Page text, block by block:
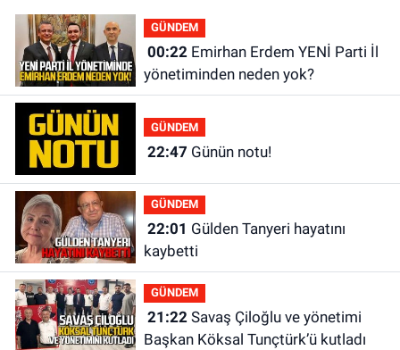
GÜNDEM
00:22Emirhan Erdem YENİ Parti İl
yönetiminden neden yok?
GÜNDEM
22:47 Günün notu!
GÜNDEM
22:01
kaybetti
GÜNDEM
21:22Savaş Çiloğlu ve yönetimi
Başkan Köksal Tunçtürk’ü kutladı